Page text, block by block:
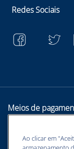
Redes Sociais
Meios de
Ao clicar em